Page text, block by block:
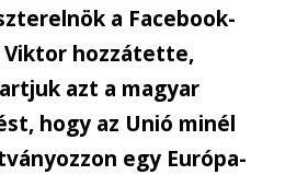
a Facebook-
Viktor hozzátette,
azt a magyar
hogy az Unió minél
egy Európa-